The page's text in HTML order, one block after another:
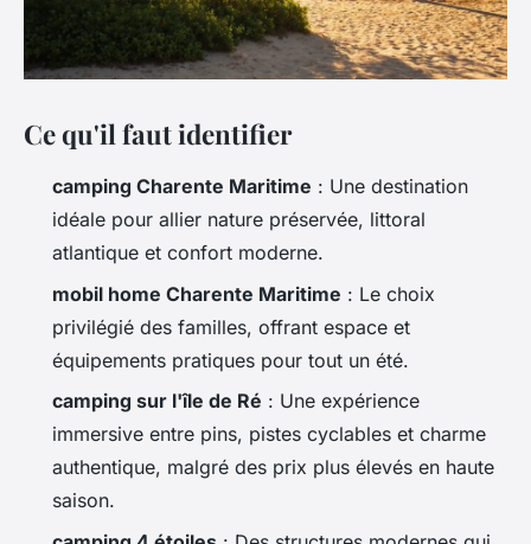
Ce qu'il faut identifier
camping Charente Maritime : Une destination
idéale pour allier nature préservée, littoral
atlantique et confort moderne.
mobil home Charente Maritime : Le choix
privilégié des familles, offrant espace et
équipements pratiques pour tout un été.
camping sur l'île de Ré : Une expérience
immersive entre pins, pistes cyclables et charme
authentique, malgré des prix plus élevés en haute
saison.